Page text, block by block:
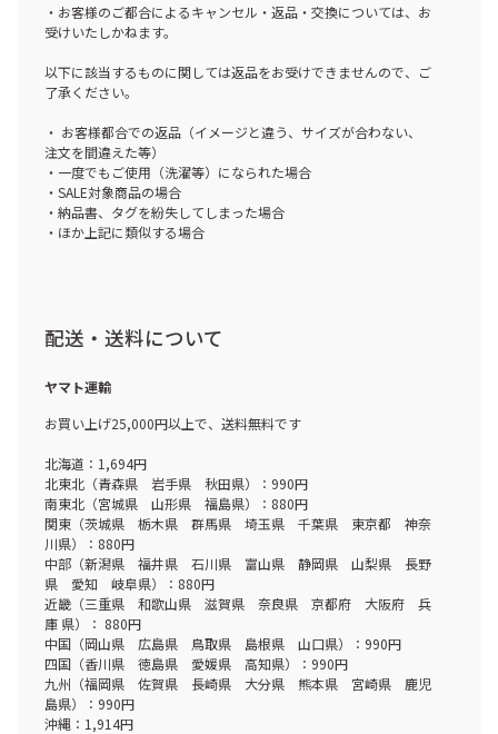
・お客様のご都合によるキャンセル・返品・交換については、お
受けいたしかねます。
以下に該当するものに関しては返品をお受けできませんので、ご
了承ください。
・ お客様都合での返品（イメージと違う、サイズが合わない、
注文を間違えた等）
・一度でもご使用（洗濯等）になられた場合
・SALE対象商品の場合
・納品書、タグを紛失してしまった場合
・ほか上記に類似する場合
配送・送料について
ヤマト運輸
お買い上げ25,000円以上で、送料無料です
北海道：1,694円
北東北（青森県 岩手県 秋田県）：990円
南東北（宮城県 山形県 福島県）：880円
関東（茨城県 栃木県 群馬県 埼玉県 千葉県 東京都 神奈
川県）：880円
中部（新潟県 福井県 石川県 富山県 静岡県 山梨県 長野
県 愛知 岐阜県）：880円
近畿（三重県 和歌山県 滋賀県 奈良県 京都府 大阪府 兵
庫 県）： 880円
中国（岡山県 広島県 鳥取県 島根県 山口県）：990円
四国（香川県 徳島県 愛媛県 高知県）：990円
九州（福岡県 佐賀県 長崎県 大分県 熊本県 宮崎県 鹿児
島県）：990円
沖縄：1,914円